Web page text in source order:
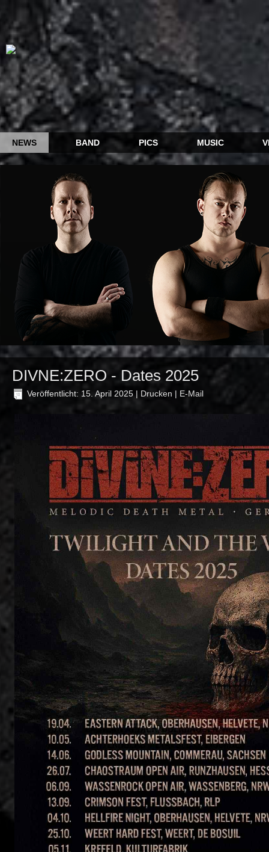
NEWS BAND PICS MUSIC
DIVNE:ZERO - Dates 2025
Veröffentlicht: 15. April 2025 | Drucken | E-Mail